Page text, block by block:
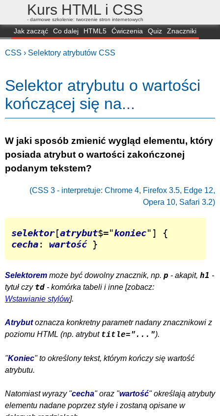
Kurs HTML i CSS
- darmowe szkolenie: tworzenie stron internetowych
Jak zacząć Co dalej HTML5 Ćwiczenia Quiz
Znaczniki
CSS › Selektory atrybutów CSS
Selektor atrybutu o wartości
kończącej się na...
W jaki sposób zmienić wygląd elementu, który
posiada atrybut o wartości zakończonej
podanym tekstem?
(CSS 3 - interpretuje: Chrome 4, Firefox 3.5, Edge 12,
Opera 10, Safari 3.2)
selektor[atrybut$="koniec
cecha: wartość }
Selektorem może być dowolny znacznik, np. p - akapit, h1 -
tytuł czy td - komórka tabeli i inne [zobacz:
Wstawianie stylów].
Atrybutoznacza konkretny parametr nadany znacznikowi z
poziomu HTML (np. atrybut title="...").
"Koniec" to określony tekst, którym kończy się wartość
atrybutu.
Natomiast wyrazy "cecha" oraz "wartość" określają atrybuty
elementu nadane poprzez style i zostaną opisane w